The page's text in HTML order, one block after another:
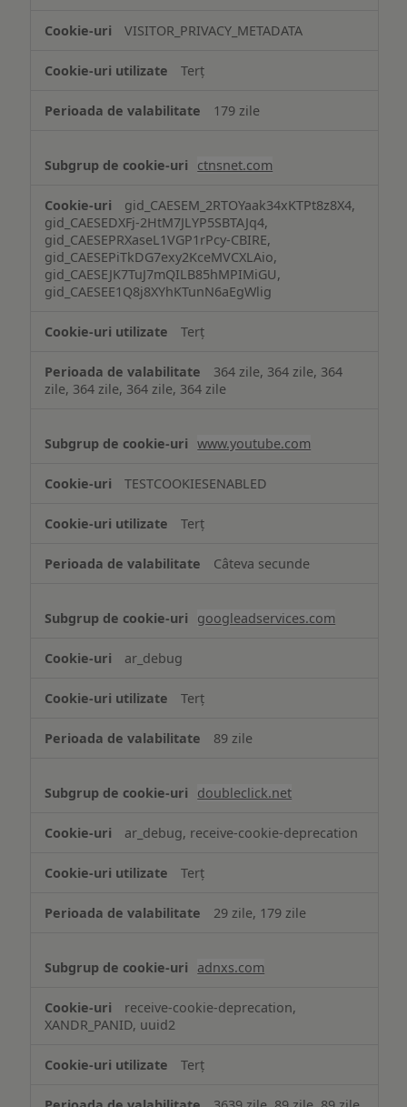
VISITOR_PRIVACY_METADATA
Terț
179 zile
ctnsnet.com
gid_CAESEM_2RTOYaak34xKTPt8z8X4,
gid_CAESEDXFj-2HtM7JLYP5SBTAJq4,
gid_CAESEPRXaseL1VGP1rPcy-CBIRE,
gid_CAESEPiTkDG7exy2KceMVCXLAio,
gid_CAESEJK7TuJ7mQILB85hMPIMiGU,
gid_CAESEE1Q8j8XYhKTunN6aEgWlig
Terț
364 zile, 364 zile, 364
zile, 364 zile, 364 zile, 364 zile
www.youtube.com
TESTCOOKIESENABLED
Terț
Câteva secunde
googleadservices.com
ar_debug
Terț
89 zile
doubleclick.net
ar_debug, receive-cookie-deprecation
Terț
29 zile, 179 zile
adnxs.com
receive-cookie-deprecation,
XANDR_PANID, uuid2
Terț